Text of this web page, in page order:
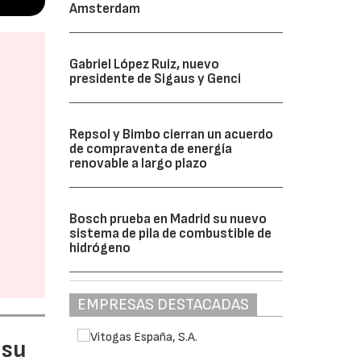
Amsterdam
Gabriel López Ruiz, nuevo
presidente de Sigaus y Genci
Repsol y Bimbo cierran un acuerdo
de compraventa de energía
renovable a largo plazo
Bosch prueba en Madrid su nuevo
sistema de pila de combustible de
hidrógeno
EMPRESAS DESTACADAS